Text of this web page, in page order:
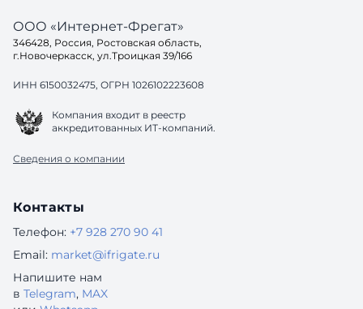
ООО «Интернет-Фрегат»
346428, Россия, Ростовская область,
г.Новочеркасск, ул.Троицкая 39/166
ИНН 6150032475, ОГРН 1026102223608
Компания входит в реестр
аккредитованных ИТ-компаний.
Сведения о компании
Контакты
Телефон: +7 928 270 90 41
Email: market@ifrigate.ru
Напишите нам
в Telegram, MAX